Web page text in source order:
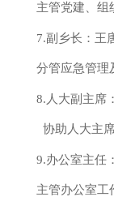
主管党建、组
7.副乡长：
分管应急管理
8.人大副主席
协助人大主
9.办公室主任
主管办公室工